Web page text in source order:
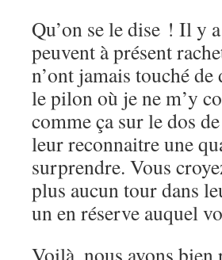
Qu’on se le dise ! Il y
peuvent à présent
n’ont jamais touché
le pilon où je ne m’y
comme ça sur le dos
leur reconnaitre une
surprendre. Vous
plus aucun tour dans
un en réserve auquel
Voilà, nous avons